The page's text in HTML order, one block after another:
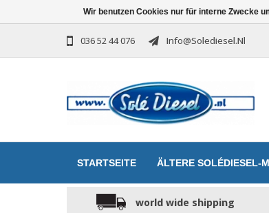
036 52 44 076 Info@solediesel.nl
STARTSEITE ÄLTERE SOLÉDIESEL-
world wide shipping
Wir benutzen Cookies nur für interne Zwecke